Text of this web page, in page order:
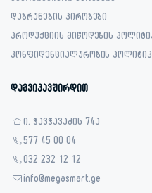
დაბრუნების პირობები
პროდუქციის მიწოდების
კონფიდენციალურობის
დაგვიკავშირდით
ი. ჭავჭავაძის 74ა
577 45 00 04
032 232 12 12
info@megasmart.ge